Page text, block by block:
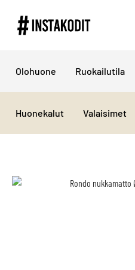
Olohuone Ruokailutila
Huonekalut Valaisimet